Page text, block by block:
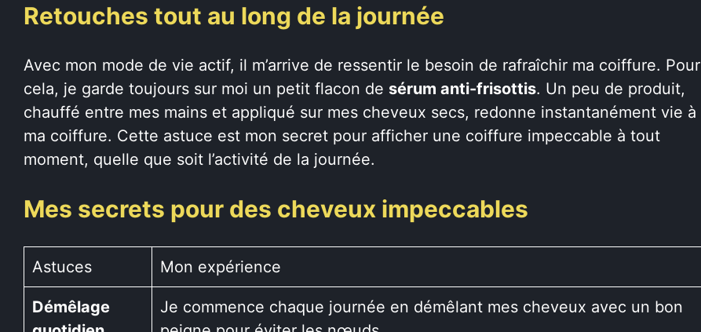
Retouches tout au long de la journée
Avec mon mode de vie actif, il m’arrive de ressentir le besoin de rafraîchir ma coiffure. Pour
cela, je garde toujours sur moi un petit flacon de sérum anti-frisottis. Un peu de produit,
chauffé entre mes mains et appliqué sur mes cheveux secs, redonne instantanément vie à
ma coiffure. Cette astuce est mon secret pour afficher une coiffure impeccable à tout
moment, quelle que soit l’activité de la journée.
Mes secrets pour des cheveux impeccables
Astuces Mon expérience
Démêlage
Je commence chaque journée en démêlant mes cheveux avec un bon